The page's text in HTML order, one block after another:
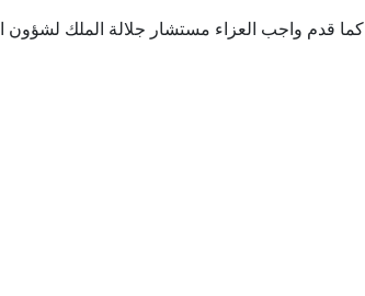
كما قدم واجب العزاء مستشار جلالة الملك لشؤون